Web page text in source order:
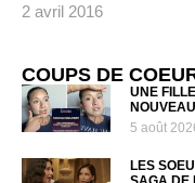
2 avril 2016
COUPS DE
UNE
5 août
LES